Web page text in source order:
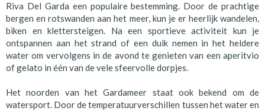
Riva Del Garda een populaire bestemming. Door de prachtige
bergen en rotswanden aan het meer, kun je er heerlijk wandelen,
biken en klettersteigen. Na een sportieve activiteit kun je
ontspannen aan het strand of een duik nemen in het heldere
water om vervolgens in de avond te genieten van een aperitvio
of gelato in één van de vele sfeervolle dorpjes.
Het noorden van het Gardameer staat ook bekend om de
watersport. Door de temperatuurverschillen tussen het water en